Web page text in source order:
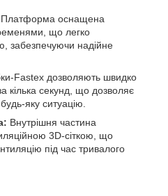
Платформа оснащена
що легко
забезпечуючи надійне
Fastex дозволяють швидко
кілька секунд, що дозволяє
яку ситуацію.
Внутрішня частина
3D-сіткою, що
під час тривалого